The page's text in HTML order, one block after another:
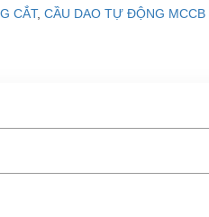
CẮT,CẦU DAO TỰ ĐỘNG MCCB